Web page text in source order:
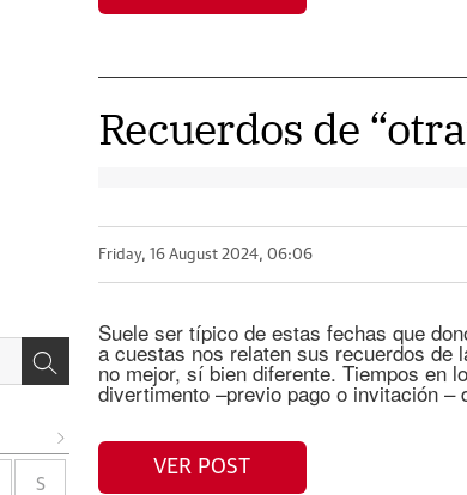
Recuerdos de
Friday, 16 August 2024, 06:06
Suele ser típico de estas fechas que
a cuestas nos relaten sus recuerdos de
no mejor, sí bien diferente. Tiempos en
divertimento –previo pago o invitación
VER POST
S